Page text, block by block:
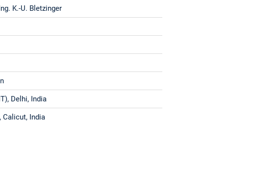
K.-U. Bletzinger
Delhi, India
Calicut, India